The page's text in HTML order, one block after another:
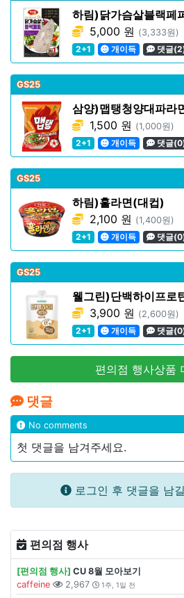
하림)닭가슴살블랙페
5,000 원 (3,333원)
2+1
개이득 댓글
GS25
삼양)맵탱청양대파라
1,500 원 (1,000원)
2+1
개이득 댓글
GS25
하림)훌라면(대컵)
2,100 원 (1,400원)
2+1
개이득 댓글
GS25
웰그린)단백하이프로
3,900 원 (2,600원)
2+1
개이득 댓글
편의점 행사상품
댓글
No comments
첫 댓글을 남겨주세요.
로그인 후 댓글을 남
편의점 행사
[편의점 행사] CU 8월 모아보기
caffeine
2,967 1주, 1일 전